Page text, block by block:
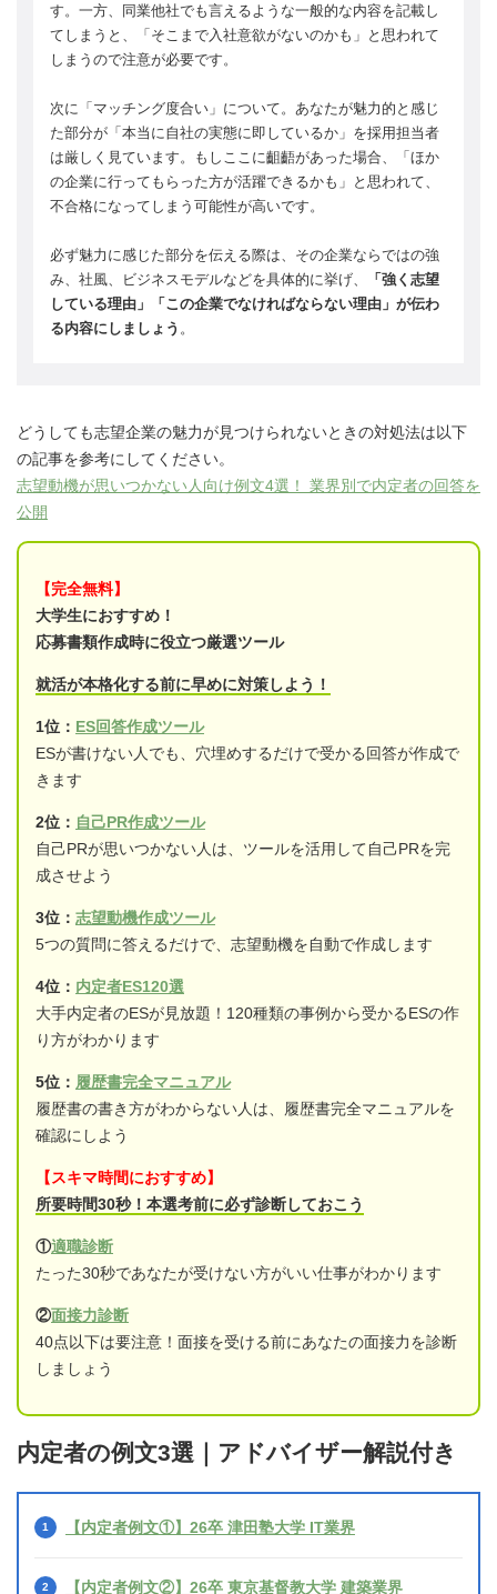
す。一方、同業他社でも言えるような一般的な内容を記載し
てしまうと、「そこまで入社意欲がないのかも」と思われて
しまうので注意が必要です。
次に「マッチング度合い」について。あなたが魅力的と感じ
た部分が「本当に自社の実態に即しているか」を採用担当者
は厳しく見ています。もしここに齟齬があった場合、「ほか
の企業に行ってもらった方が活躍できるかも」と思われて、
不合格になってしまう可能性が高いです。
必ず魅力に感じた部分を伝える際は、その企業ならではの強
み、社風、ビジネスモデルなどを具体的に挙げ、
「強く志望
している理由」「この企業でなければならない理由」が伝わ
る内容にしましょう 。
どうしても志望企業の魅力が見つけられないときの対処法は以下
の記事を参考にしてください。
志望動機が思いつかない人向け例文4選！ 業界別で内定者の回答を
公開
【完全無料】
大学生におすすめ！
応募書類作成時に役立つ厳選ツール
就活が本格化する前に早めに対策しよう！
1位： ES回答作成ツール
ESが書けない人でも、穴埋めするだけで受かる回答が作成で
きます
2位： 自己PR作成ツール
自己PRが思いつかない人は、ツールを活用して自己PRを完
成させよう
3位： 志望動機作成ツール
5つの質問に答えるだけで、志望動機を自動で作成します
4位： 内定者ES120選
大手内定者のESが見放題！120種類の事例から受かるESの作
り方がわかります
5位： 履歴書完全マニュアル
履歴書の書き方がわからない人は、履歴書完全マニュアルを
確認にしよう
【スキマ時間におすすめ】
所要時間30秒！本選考前に必ず診断しておこう
①適職診断
たった30秒であなたが受けない方がいい仕事がわかります
②面接力診断
40点以下は要注意！面接を受ける前にあなたの面接力を診断
しましょう
内定者の例文3選｜アドバイザー解説付き
【内定者例文①】26卒 津田塾大学 IT業界
【内定者例文②】26卒 東京基督教大学 建築業界